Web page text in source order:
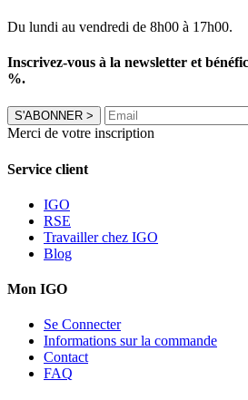
Du lundi au vendredi de 8h00 à 17h00.
Inscrivez-vous à la newsletter et
%.
S'ABONNER >
Merci de votre inscription
Service client
IGO
RSE
Travailler chez IGO
Blog
Mon IGO
Se Connecter
Informations sur la commande
Contact
FAQ